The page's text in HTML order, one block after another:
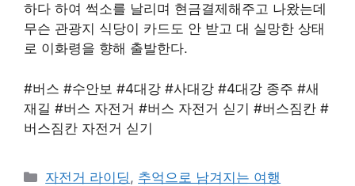
하다 하여 썩소를 날리며 현금결제해주고 나왔는데
무슨 관광지 식당이 카드도 안 받고 대 실망한 상태
로 이화령을 향해 출발한다.
#버스 #수안보 #4대강 #사대강 #4대강 종주 #새
재길 #버스 자전거 #버스 자전거 싣기 #버스짐칸 #
버스짐칸 자전거 싣기
Categories
자전거 라이딩 , 추억으로 남겨지는 여행